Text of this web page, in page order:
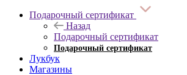
Подарочный сертификат
Назад
Подарочный сертификат
Подарочный сертификат
Лукбук
Магазины